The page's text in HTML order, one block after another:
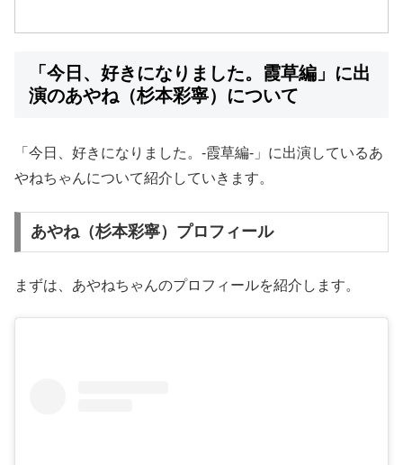
「今日、好きになりました。霞草編」に出
演のあやね（杉本彩寧）について
「今日、好きになりました。-霞草編-」に出演しているあ
やねちゃんについて紹介していきます。
あやね（杉本彩寧）プロフィール
まずは、あやねちゃんのプロフィールを紹介します。